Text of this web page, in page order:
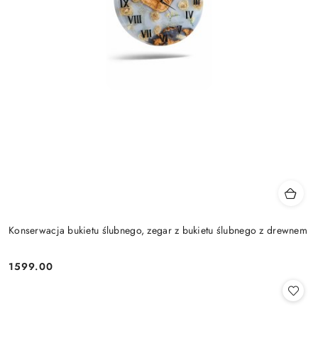
Konserwacja bukietu ślubnego, zegar z bukietu ślubnego z drewnem
Cena:
1599.00